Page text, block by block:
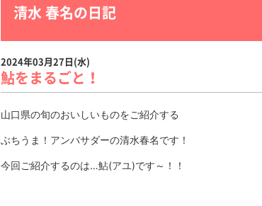
清水 春名の日記
2024年03月27日(水)
鮎をまるごと！
山口県の旬のおいしいものをご紹介する
ぶちうま！アンバサダーの清水春名です！
今回ご紹介するのは…鮎(アユ)です～！！